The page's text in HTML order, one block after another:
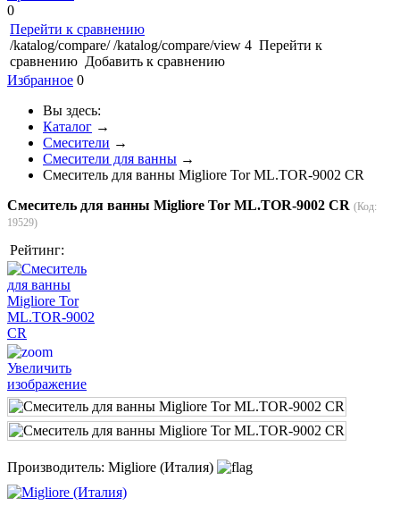
0
Перейти к сравнению
/katalog/compare/ /katalog/compare/view 4 Перейти к
сравнению Добавить к сравнению
Избранное 0
Вы здесь:
Каталог →
Смесители →
Смесители для ванны →
Смеситель для ванны Migliore Tor ML.TOR-9002 CR
Смеситель для ванны Migliore Tor ML.TOR-9002 CR (Код:
19529)
Рейтинг:
Увеличить
изображение
Производитель: Migliore (Италия)